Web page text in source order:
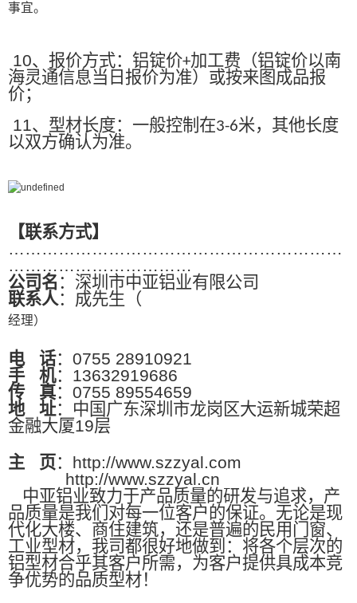
事宜。
10、报价方式：铝锭价+加工费（铝锭价以南
海灵通信息当日报价为准）或按来图成品报
价；
11、型材长度：一般控制在3-6米，其他长度
以双方确认为准。
【联系方式】
……………………………………………………
……………………………
公司名 ：深圳市中亚铝业有限公司
联系人：成先生（
经理）
电 话：0755 28910921
手 机：13632919686
传
真：0755 89554659
地
址：中国广东深圳市龙岗区大运新城荣超
金融大厦19层
主
页：http://www.szzyal.com
http://www.szzyal.cn
中亚铝业致力于产品质量的研发与追求，产
品质量是我们对每一位客户的保证。无论是现
代化大楼、商住建筑，还是普遍的民用门窗、
工业型材，我司都很好地做到：将各个层次的
铝型材合乎其客户所需，为客户提供具成本竞
争优势的品质型材！